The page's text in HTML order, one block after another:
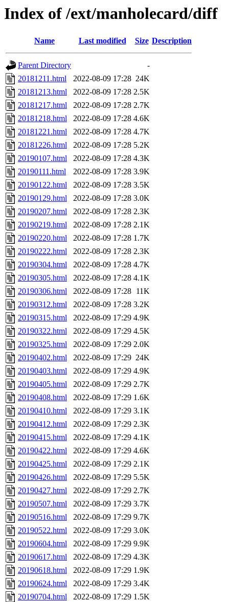
Index of /ext/manholecard/diff
Name Last modified Size Description
Parent Directory
-
20181211.html
2022-08-09 17:28 24K
20181213.html
2022-08-09 17:28 2.5K
20181217.html
2022-08-09 17:28 2.7K
20181218.html
2022-08-09 17:28 4.6K
20181221.html
2022-08-09 17:28 4.7K
20181226.html
2022-08-09 17:28 5.2K
20190107.html
2022-08-09 17:28 4.3K
20190111.html
2022-08-09 17:28 3.9K
20190122.html
2022-08-09 17:28 3.5K
20190129.html
2022-08-09 17:28 3.0K
20190207.html
2022-08-09 17:28 2.3K
20190219.html
2022-08-09 17:28 2.1K
20190220.html
2022-08-09 17:28 1.7K
20190222.html
2022-08-09 17:28 2.3K
20190304.html
2022-08-09 17:28 4.7K
20190305.html
2022-08-09 17:28 4.1K
20190306.html
2022-08-09 17:28 11K
20190312.html
2022-08-09 17:28 3.2K
20190315.html
2022-08-09 17:29 4.9K
20190322.html
2022-08-09 17:29 4.5K
20190325.html
2022-08-09 17:29 2.0K
20190402.html
2022-08-09 17:29 24K
20190403.html
2022-08-09 17:29 4.9K
20190405.html
2022-08-09 17:29 2.7K
20190408.html
2022-08-09 17:29 1.6K
20190410.html
2022-08-09 17:29 3.1K
20190412.html
2022-08-09 17:29 2.3K
20190415.html
2022-08-09 17:29 4.1K
20190422.html
2022-08-09 17:29 4.6K
20190425.html
2022-08-09 17:29 2.1K
20190426.html
2022-08-09 17:29 5.5K
20190427.html
2022-08-09 17:29 2.7K
20190507.html
2022-08-09 17:29 3.7K
20190516.html
2022-08-09 17:29 9.7K
20190522.html
2022-08-09 17:29 3.0K
20190604.html
2022-08-09 17:29 9.9K
20190617.html
2022-08-09 17:29 4.3K
20190618.html
2022-08-09 17:29 1.9K
20190624.html
2022-08-09 17:29 3.4K
20190704.html
2022-08-09 17:29 1.5K